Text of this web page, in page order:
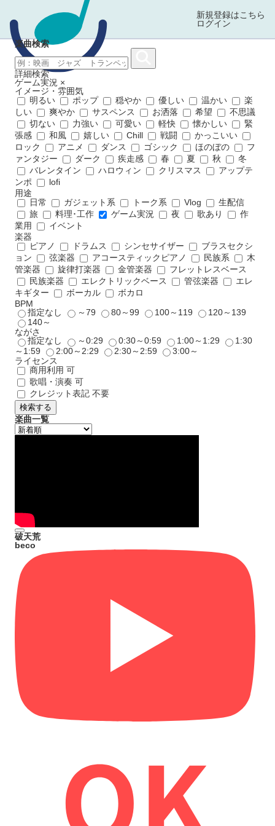
新規登録はこちら
ログイン
楽曲検索
詳細検索
ゲーム実況 ×
イメージ・雰囲気
明るい
ポップ 穏やか 優しい 温かい
楽
しい
爽やか サスペンス お洒落 希望
不思議
切ない
力強い 可愛い 軽快 懐かしい
緊
張感
和風 嬉しい Chill 戦闘
かっこいい
ロック
アニメ ダンス ゴシック ほのぼの
フ
ァンタジー
ダーク 疾走感 春 夏 秋
冬
バレンタイン
ハロウィン クリスマス
アップテ
ンポ
lofi
用途
日常
ガジェット系 トーク系 Vlog
生配信
旅
料理･工作 ゲーム実況 夜 歌あり
作
業用
イベント
楽器
ピアノ
ドラムス シンセサイザー
ブラスセクシ
ョン
弦楽器 アコースティックピアノ 民族系
木
管楽器
旋律打楽器 金管楽器
フレットレスベース
民族楽器
エレクトリックベース 管弦楽器
エレ
キギター
ボーカル
ボカロ
BPM
指定なし
～79 80～99 100～119
120～139
140～
ながさ
指定なし
～0:29 0:30～0:59 1:00～1:29
1:30
～1:59
2:00～2:29 2:30～2:59
3:00～
ライセンス
商用利用 可
歌唱・演奏 可
クレジット表記 不要
検索する
楽曲一覧
破天荒
beco